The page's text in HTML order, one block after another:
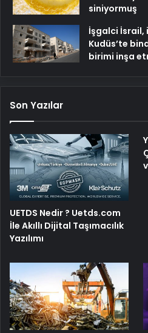
siniyormuş
İşgalci İsrail,
Kudüs’te
birimi inşa
Son Yazılar
UETDS Nedir ? Uetds.com
İle Akıllı Dijital Taşımacılık
Yazılımı